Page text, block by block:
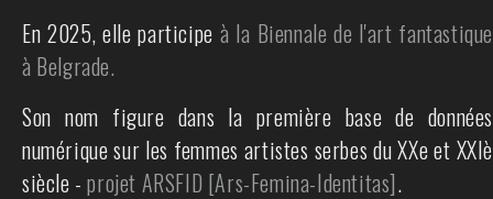
En 2025, elle participe à la Biennale de l'art fantastique
à Belgrade.
Son nom figure dans la première base de données
numérique sur les femmes artistes serbes du XXe et XXIè
siècle -projet ARSFID [Ars-Femina-Identitas].